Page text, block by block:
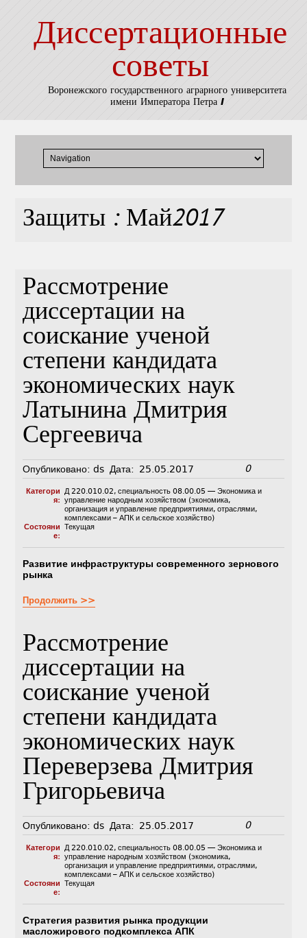
Диссертационные
советы
Воронежского государственного аграрного университета
имени Императора Петра I
Защиты : Май2017
Рассмотрение
диссертации на
соискание ученой
степени кандидата
экономических наук
Латынина Дмитрия
Сергеевича
Опубликовано: ds Дата: 25.05.2017 0
Категори
я:
Д 220.010.02, специальность 08.00.05 — Экономика и
управление народным хозяйством (экономика,
организация и управление предприятиями, отраслями,
комплексами – АПК и сельское хозяйство)
Состояни
е:
Текущая
Развитие инфраструктуры современного зернового
рынка
Продолжить >>
Рассмотрение
диссертации на
соискание ученой
степени кандидата
экономических наук
Переверзева Дмитрия
Григорьевича
Опубликовано: ds Дата: 25.05.2017 0
Категори
я:
Д 220.010.02, специальность 08.00.05 — Экономика и
управление народным хозяйством (экономика,
организация и управление предприятиями, отраслями,
комплексами – АПК и сельское хозяйство)
Состояни
е:
Текущая
Стратегия развития рынка продукции
масложирового подкомплекса АПК